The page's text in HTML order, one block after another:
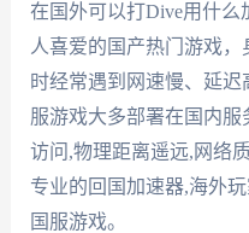
在国外可以打Dive用什
人喜爱的国产热门游戏
时经常遇到网速慢、延迟
服游戏大多部署在国内服
访问,物理距离遥远,网络
专业的回国加速器,海外
国服游戏。